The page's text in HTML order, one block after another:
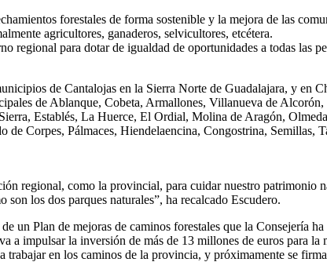
forestales de forma sostenible y la mejora de las
agricultores, ganaderos, selvicultores, etcétera.
regional para dotar de igualdad de oportunidades a todas las
de Cantalojas en la Sierra Norte de Guadalajara, y en
de Ablanque, Cobeta, Armallones, Villanueva de
Establés, La Huerce, El Ordial, Molina de Aragón,
Corpes, Pálmaces, Hiendelaencina, Congostrina, Semillas,
regional, como la provincial, para cuidar nuestro patrimonio
son los dos parques naturales”, ha recalcado Escudero.
un Plan de mejoras de caminos forestales que la Consejería
impulsar la inversión de más de 13 millones de euros para
en los caminos de la provincia, y próximamente se